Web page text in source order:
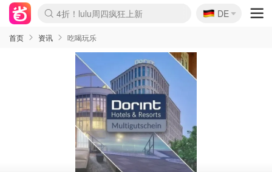
Boticinal 夏促开抢！
4折！lulu周四疯狂上新
还没结束！&OtherStories大促
Joybuy变相75折 随时失效
速领！Stanley独家85折
疑似霸哥！Camper额外叠85折
Zalando 奥莱闪促！每日更新
Moncler反季囤！5折起+叠9折
Coach Brooklyn仅€192
🇩🇪
DE
首页 资讯 吃喝玩乐